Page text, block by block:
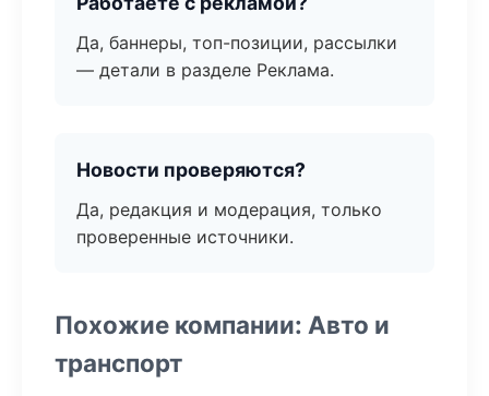
Да, баннеры, топ-позиции, рассылки
— детали в разделе Реклама.
Новости проверяются?
Да, редакция и модерация, только
проверенные источники.
Похожие компании: Авто и
транспорт